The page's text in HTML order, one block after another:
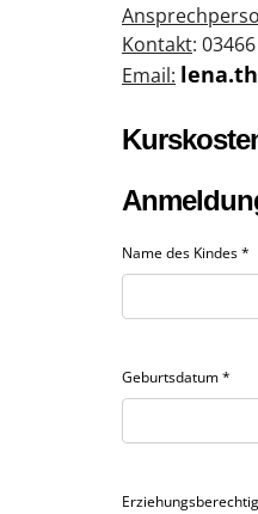
Kontakt:
Email:
Name des Kindes*
Geburtsdatum*